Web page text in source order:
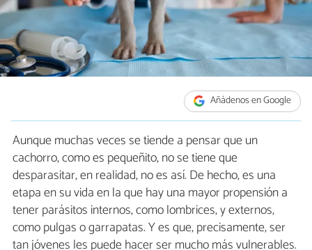
Añádenos en Google
Aunque muchas veces se tiende a pensar que un
cachorro, como es pequeñito, no se tiene que
desparasitar, en realidad, no es así. De hecho, es una
etapa en su vida en la que hay una mayor propensión a
tener parásitos internos, como lombrices, y externos,
como pulgas o garrapatas. Y es que, precisamente, ser
tan jóvenes les puede hacer ser mucho más vulnerables.